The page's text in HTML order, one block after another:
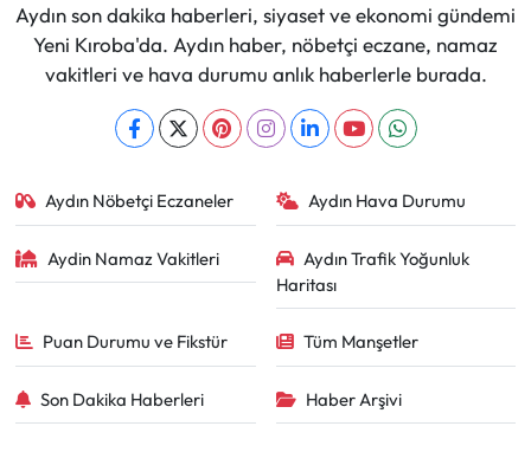
Aydın son dakika haberleri, siyaset ve ekonomi gündemi
Yeni Kıroba'da. Aydın haber, nöbetçi eczane, namaz
vakitleri ve hava durumu anlık haberlerle burada.
Aydın Nöbetçi Eczaneler Aydın Hava Durumu
Aydin Namaz Vakitleri
Aydın Trafik Yoğunluk
Haritası
Puan Durumu ve Fikstür Tüm Manşetler
Son Dakika Haberleri Haber Arşivi